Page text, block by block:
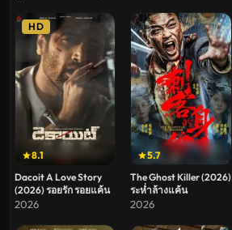
8.1
HD
Dacoit A Love Story
(2026) รอยรัก รอยแค้น
2026
5.7
The Ghost Killer (2026)
ระห่ำล้างแค้น
2026